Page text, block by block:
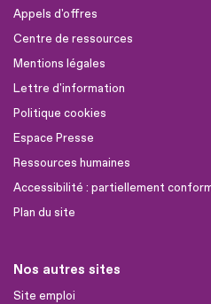
Appels d'offres
Centre de ressources
Mentions légales
Lettre d'information
Politique cookies
Espace Presse
Ressources humaines
Accessibilité : partiellement
Plan du site
Nos autres sites
Site emploi